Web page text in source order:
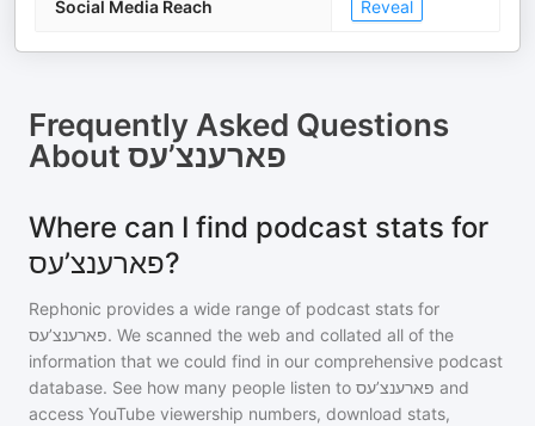
Social Media Reach Reveal
Frequently Asked Questions
About פארענצ’עס
Where can I find podcast stats for
פארענצ’עס?
Rephonic provides a wide range of podcast stats for
פארענצ’עס. We scanned the web and collated all of the
information that we could find in our comprehensive podcast
database. See how many people listen to פארענצ’עס and
access YouTube viewership numbers, download stats,